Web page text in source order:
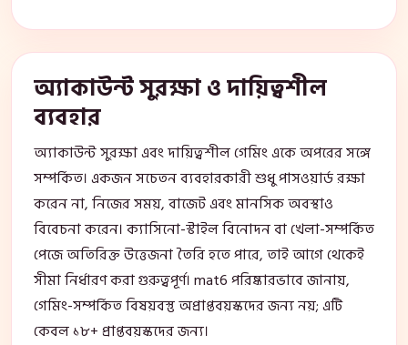
অ্যাকাউন্ট সুরক্ষা ও দায়িত্বশীল
ব্যবহার
অ্যাকাউন্ট সুরক্ষা এবং দায়িত্বশীল গেমিং একে অপরের সঙ্গে
সম্পর্কিত। একজন সচেতন ব্যবহারকারী শুধু পাসওয়ার্ড রক্ষা
করেন না, নিজের সময়, বাজেট এবং মানসিক অবস্থাও
বিবেচনা করেন। ক্যাসিনো-স্টাইল বিনোদন বা খেলা-সম্পর্কিত
পেজে অতিরিক্ত উত্তেজনা তৈরি হতে পারে, তাই আগে থেকেই
সীমা নির্ধারণ করা গুরুত্বপূর্ণ। mat6 পরিষ্কারভাবে জানায়,
গেমিং-সম্পর্কিত বিষয়বস্তু অপ্রাপ্তবয়স্কদের জন্য নয়; এটি
কেবল ১৮+ প্রাপ্তবয়স্কদের জন্য।